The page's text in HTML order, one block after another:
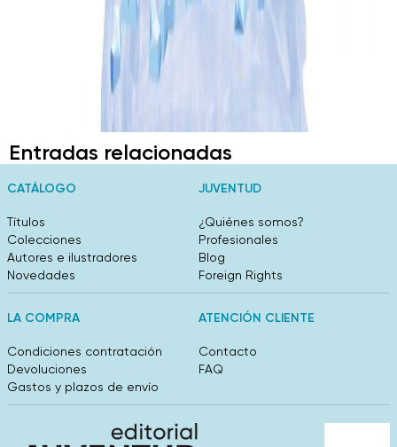
Entradas relacionadas
CATÁLOGO
Títulos
Colecciones
Autores e ilustradores
Novedades
JUVENTUD
¿Quiénes somos?
Profesionales
Blog
Foreign Rights
LA COMPRA
Condiciones contratación
Devoluciones
Gastos y plazos de envío
ATENCIÓN CLIENTE
Contacto
FAQ